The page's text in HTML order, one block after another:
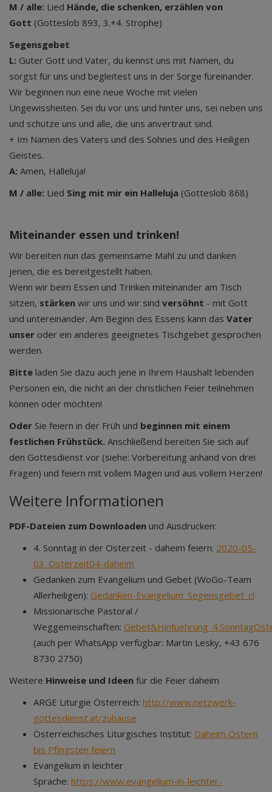
M / alle: Lied Hände, die schenken, erzählen von
Gott (Gotteslob 893, 3.+4. Strophe)
Segensgebet
L: Guter Gott und Vater, du kennst uns mit Namen, du
sorgst für uns und begleitest uns in der Sorge füreinander.
Wir beginnen nun eine neue Woche mit vielen
Ungewissheiten. Sei du vor uns und hinter uns, sei neben uns
und schütze uns und alle, die uns anvertraut sind.
+ Im Namen des Vaters und des Sohnes und des Heiligen
Geistes.
A: Amen, Halleluja!
M / alle: Lied Sing mit mir ein Halleluja (Gotteslob 868)
Miteinander essen und trinken!
Wir bereiten nun das gemeinsame Mahl zu und danken
jenen, die es bereitgestellt haben.
Wenn wir beim Essen und Trinken miteinander am Tisch
sitzen, stärken wir uns und wir sind versöhnt - mit Gott
und untereinander. Am Beginn des Essens kann das Vater
unser oder ein anderes geeignetes Tischgebet gesprochen
werden.
Bitte laden Sie dazu auch jene in Ihrem Haushalt lebenden
Personen ein, die nicht an der christlichen Feier teilnehmen
können oder möchten!
Oder Sie feiern in der Früh und beginnen mit einem
festlichen Frühstück. Anschließend bereiten Sie sich auf
den Gottesdienst vor (siehe: Vorbereitung anhand von drei
Fragen) und feiern mit vollem Magen und aus vollem Herzen!
Weitere Informationen
PDF-Dateien zum Downloaden und Ausdrucken:
4. Sonntag in der Osterzeit - daheim feiern: 2020-05-
03_Osterzeit04-daheim
Gedanken zum Evangelium und Gebet (WoGo-Team
Allerheiligen): Gedanken-Evangelium_Segensgebet_cl
Missionarische Pastoral /
Weggemeinschaften:
(auch per WhatsApp verfügbar: Martin Lesky, +43 676
8730 2750)
Weitere Hinweise und Ideen für die Feier daheim
ARGE Liturgie Österreich: http://www.netzwerk-
gottesdienst.at/zuhause
Österreichisches Liturgisches Institut: Daheim Ostern
bis Pfingsten feiern
Evangelium in leichter
Sprache: https://www.evangelium-in-leichter-